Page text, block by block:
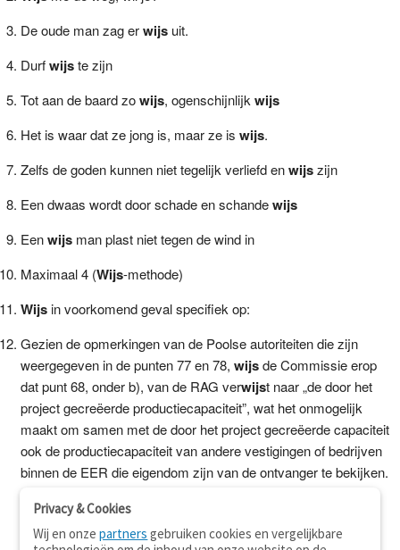
De oude man zag erwijsuit.
Durfwijste zijn
Tot aan de baard zowijs, ogenschijnlijk wijs
Het is waar dat ze jong is, maar ze is wijs.
Zelfs de goden kunnen niet tegelijk verliefd enwijszijn
Een dwaas wordt door schade en schandewijs
Eenwijsman plast niet tegen de wind in
Maximaal 4 (Wijs-methode)
Wijsin voorkomend geval specifiek op:
Gezien de opmerkingen van de Poolse autoriteiten die zijn
weergegeven in de punten 77 en 78, wijsde Commissie erop
dat punt 68, onder b), van de RAG verwijst naar „de door het
project gecreëerde productiecapaciteit”, wat het onmogelijk
maakt om samen met de door het project gecreëerde capaciteit
ook de productiecapaciteit van andere vestigingen of bedrijven
binnen de EER die eigendom zijn van de ontvanger te bekijken.
Privacy & Cookies
Wij en onzepartners gebruiken cookies en vergelijkbare